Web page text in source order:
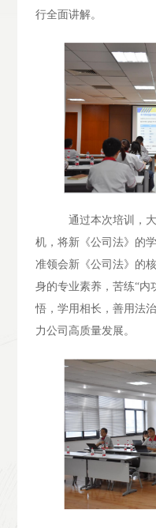
行全面讲解。
通过本次培训，
机，将新《公司法》的
准领会新《公司法》的
身的专业素养，苦练“内
悟，学用相长，善用法
力公司高质量发展。